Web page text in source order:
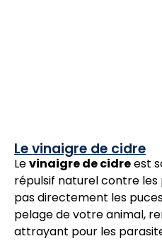
Le vinaigre de cidre
Levinaigre de cidreest
répulsif naturel contre les
pas directement les
pelage de votre animal,
attrayant pour les